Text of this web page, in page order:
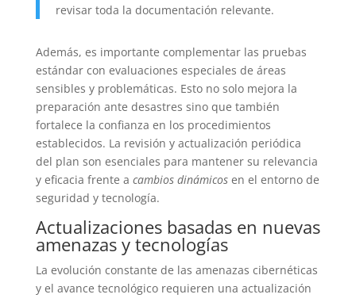
revisar toda la documentación relevante.
Además, es importante complementar las pruebas
estándar con evaluaciones especiales de áreas
sensibles y problemáticas. Esto no solo mejora la
preparación ante desastres sino que también
fortalece la confianza en los procedimientos
establecidos. La revisión y actualización periódica
del plan son esenciales para mantener su relevancia
y eficacia frente a cambios dinámicosen el entorno de
seguridad y tecnología.
Actualizaciones basadas en nuevas
amenazas y tecnologías
La evolución constante de las amenazas cibernéticas
y el avance tecnológico requieren una actualización